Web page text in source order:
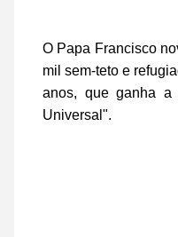
O Papa Francisco
mil sem-teto e
anos, que ganha a
Universal".